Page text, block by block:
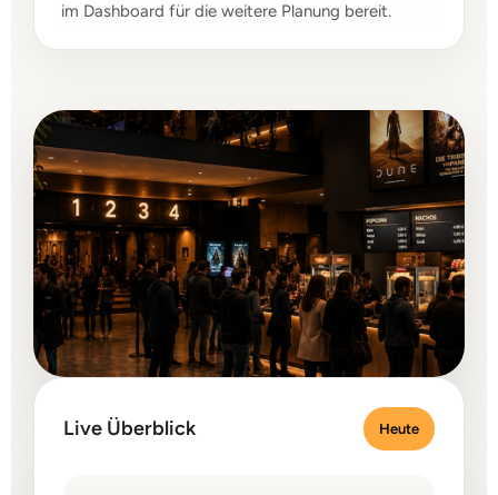
im Dashboard für die weitere Planung bereit.
Live Überblick Heute